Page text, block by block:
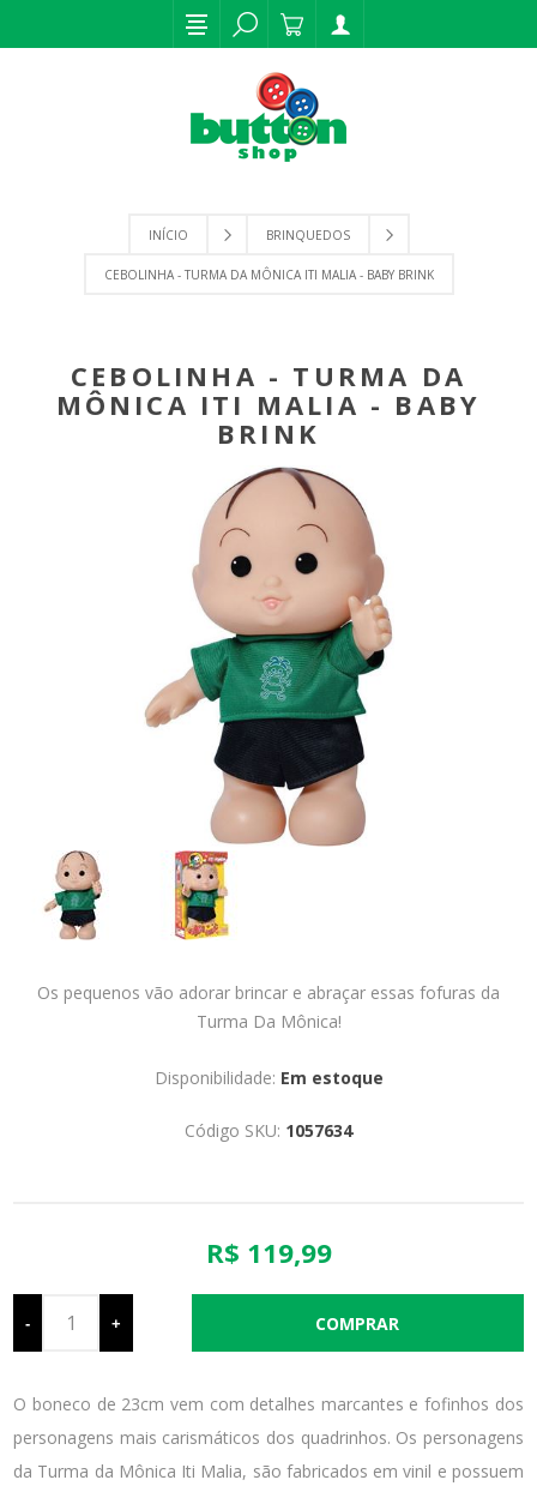
INÍCIO BRINQUEDOS
CEBOLINHA - TURMA DA MÔNICA ITI MALIA - BABY BRINK
CEBOLINHA - TURMA DA
MÔNICA ITI MALIA - BABY
BRINK
Os pequenos vão adorar brincar e abraçar essas fofuras da
Turma Da Mônica!
Disponibilidade: Em estoque
Código SKU: 1057634
R$ 119,99
- +
O boneco de 23cm vem com detalhes marcantes e fofinhos dos
personagens mais carismáticos dos quadrinhos. Os personagens
da Turma da Mônica Iti Malia, são fabricados em vinil e possuem